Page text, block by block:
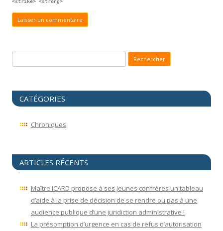
<strike> <strong>
CATÉGORIES
Chroniques
ARTICLES RÉCENTS
Maître ICARD propose à ses jeunes confrères un tableau
d’aide à la prise de décision de se rendre ou pas à une
audience publique d’une juridiction administrative !
La présomption d’urgence en cas de refus d’autorisation